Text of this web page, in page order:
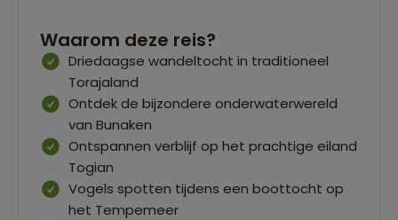
Waarom deze reis?
Driedaagse wandeltocht in traditioneel
Torajaland
Ontdek de bijzondere onderwaterwereld
van Bunaken
Ontspannen verblijf op het prachtige eiland
Togian
Vogels spotten tijdens een boottocht op
het Tempemeer